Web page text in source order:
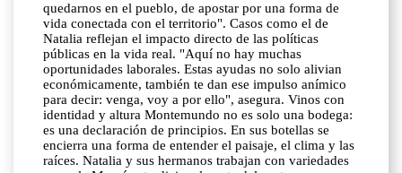
quedarnos en el pueblo, de apostar por una forma de
vida conectada con el territorio". Casos como el de
Natalia reflejan el impacto directo de las políticas
públicas en la vida real. "Aquí no hay muchas
oportunidades laborales. Estas ayudas no solo alivian
económicamente, también te dan ese impulso anímico
para decir: venga, voy a por ello", asegura. Vinos con
identidad y altura Montemundo no es solo una bodega:
es una declaración de principios. En sus botellas se
encierra una forma de entender el paisaje, el clima y las
raíces. Natalia y sus hermanos trabajan con variedades